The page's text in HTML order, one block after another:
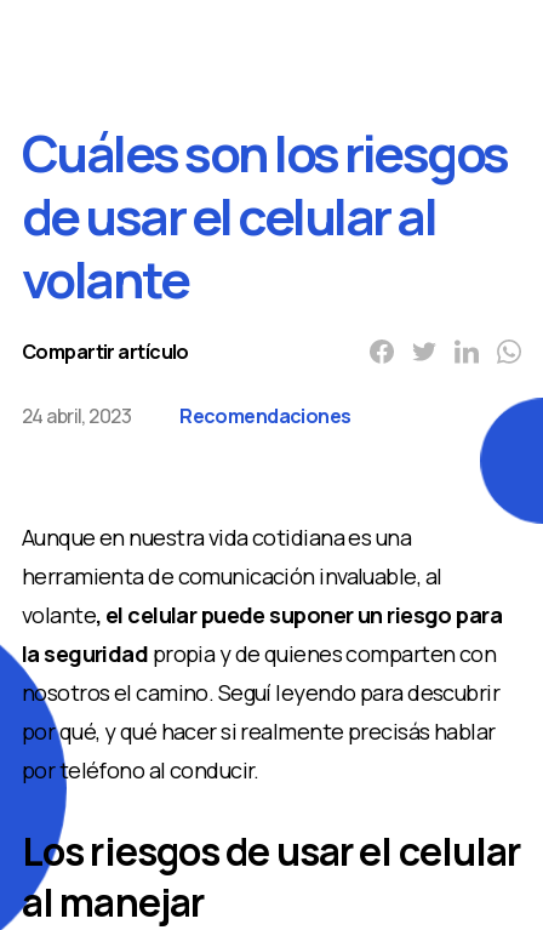
Cuáles son los riesgos
de usar el celular al
volante
Compartir artículo
24 abril, 2023 Recomendaciones
Aunque en nuestra vida cotidiana es una
herramienta de comunicación invaluable, al
volante, el celular puede suponer un riesgo para
la seguridad propia y de quienes comparten con
nosotros el camino. Seguí leyendo para descubrir
por qué, y qué hacer si realmente precisás hablar
por teléfono al conducir.
Los riesgos de usar el celular
al manejar